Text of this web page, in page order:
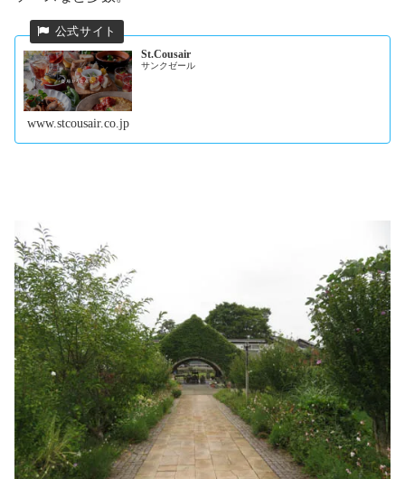
St.Cousair
サンクゼール
www.stcousair.co.jp